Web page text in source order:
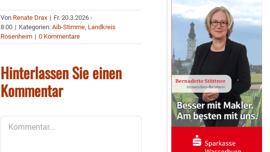
Von Renate Drax | Fr. 20.3.2026 -
8:00 | Kategorien:Aib-Stimme, Landkreis
Rosenheim | 0 Kommentare
Hinterlassen Sie einen
Kommentar